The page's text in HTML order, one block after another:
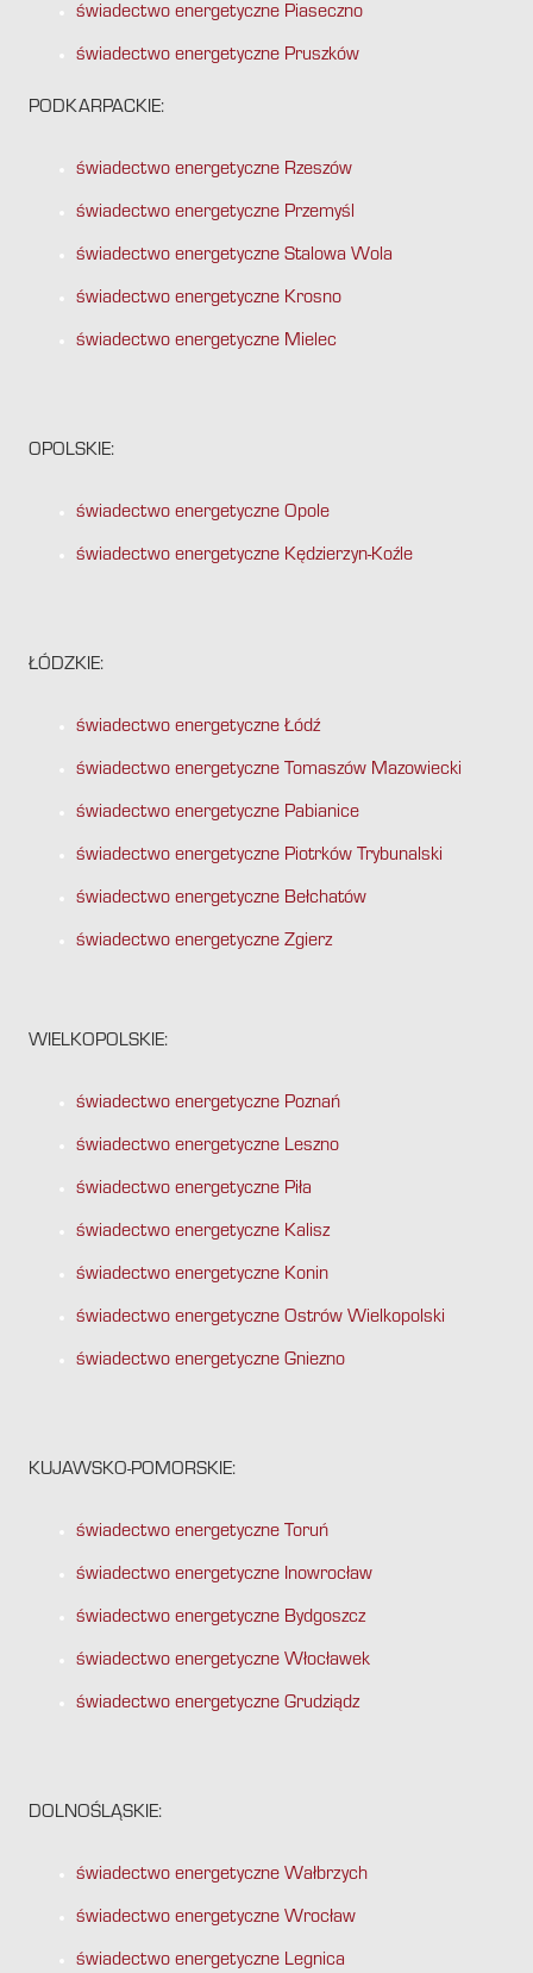
świadectwo energetyczne Piaseczno
świadectwo energetyczne Pruszków
PODKARPACKIE:
świadectwo energetyczne Rzeszów
świadectwo energetyczne Przemyśl
świadectwo energetyczne Stalowa Wola
świadectwo energetyczne Krosno
świadectwo energetyczne Mielec
OPOLSKIE:
świadectwo energetyczne Opole
świadectwo energetyczne Kędzierzyn-Koźle
ŁÓDZKIE:
świadectwo energetyczne Łódź
świadectwo energetyczne Tomaszów Mazowiecki
świadectwo energetyczne Pabianice
świadectwo energetyczne Piotrków Trybunalski
świadectwo energetyczne Bełchatów
świadectwo energetyczne Zgierz
WIELKOPOLSKIE:
świadectwo energetyczne Poznań
świadectwo energetyczne Leszno
świadectwo energetyczne Piła
świadectwo energetyczne Kalisz
świadectwo energetyczne Konin
świadectwo energetyczne Ostrów Wielkopolski
świadectwo energetyczne Gniezno
KUJAWSKO-POMORSKIE:
świadectwo energetyczne Toruń
świadectwo energetyczne Inowrocław
świadectwo energetyczne Bydgoszcz
świadectwo energetyczne Włocławek
świadectwo energetyczne Grudziądz
DOLNOŚLĄSKIE:
świadectwo energetyczne Wałbrzych
świadectwo energetyczne Wrocław
świadectwo energetyczne Legnica